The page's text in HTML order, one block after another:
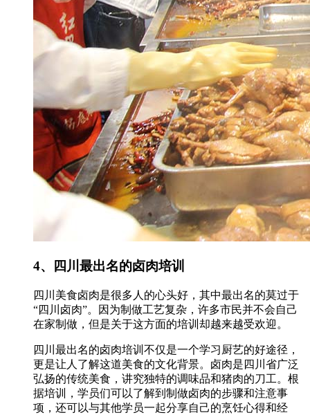
4、四川最出名的卤肉培训
四川美食卤肉是很多人的心头好，其中最出名的莫过于
“四川卤肉”。因为制做工艺复杂，许多市民并不会自己
在家制做，但是关于这方面的培训却越来越受欢迎。
四川最出名的卤肉培训不仅是一个学习厨艺的好途径，
更是让人了解这道美食的文化背景。卤肉是四川省广泛
弘扬的传统美食，讲究独特的调味品和猪肉的刀工。根
据培训，学员们可以了解到制做卤肉的步骤和注意事
项，还可以与其他学员一起分享自己的烹饪心得和经